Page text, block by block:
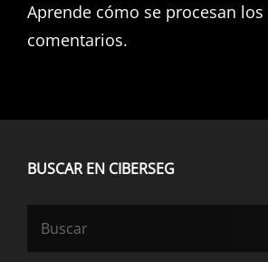
Aprende cómo se procesan
comentarios.
BUSCAR EN CIBERSEG